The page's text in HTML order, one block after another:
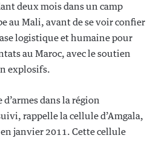
deux mois dans un camp
au Mali, avant de se voir confier
logistique et humaine pour
au Maroc, avec le soutien
explosifs.
dans la région
rappelle la cellule d’Amgala,
janvier 2011. Cette cellule